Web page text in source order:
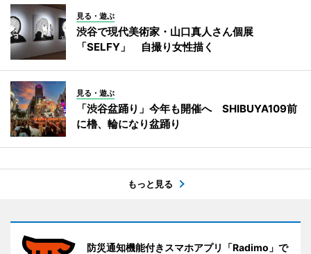
見る・遊ぶ
渋谷で現代美術家・山口真人さん個展
「SELFY」 自撮り女性描く
見る・遊ぶ
「渋谷盆踊り」今年も開催へ SHIBUYA109前
に櫓、輪になり盆踊り
もっと見る
防災通知機能付きスマホアプリ「Radimo」で